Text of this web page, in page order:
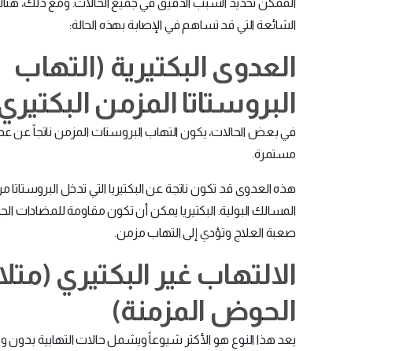
الشائعة التي قد تساهم في الإصابة بهذه الحالة:
العدوى البكتيرية (التهاب
البروستاتا المزمن
في بعض الحالات، يكون التهاب البروستات المزمن ناتجاً عن
مستمرة.
هذه العدوى قد تكون ناتجة عن البكتيريا التي تدخل البروستاتا
المسالك البولية. البكتيريا يمكن أن تكون مقاومة للمضادات
صعبة العلاج وتؤدي إلى التهاب مزمن.
الالتهاب غير البكتيري
الحوض المزمنة)
يعد هذا النوع هو الأكثر شيوعاً ويشمل حالات التهابية بدون